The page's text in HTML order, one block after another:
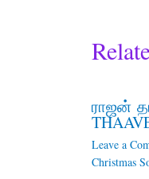
ராஜன்
Leave a
Christmas